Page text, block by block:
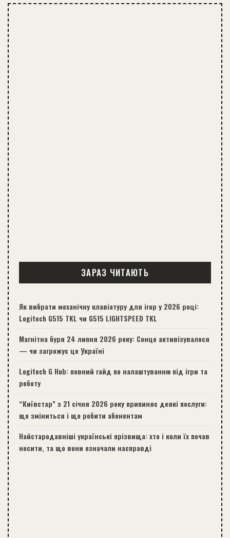
ЗАРАЗ ЧИТАЮТЬ
Як вибрати механічну клавіатуру для ігор у 2026 році:
Logitech G515 TKL чи G515 LIGHTSPEED TKL
Магнітна буря 24 липня 2026 року: Сонце активізувалося
— чи загрожує це Україні
Logitech G Hub: повний гайд по налаштуванню під ігри та
роботу
“Київстар” з 21 січня 2026 року припиняє деякі послуги:
що зміниться і що робити абонентам
Найстародавніші українські прізвища: хто і коли їх почав
носити, та що вони означали насправді